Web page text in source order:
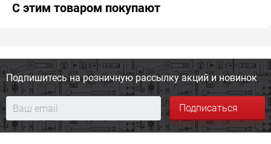
С этим товаром покупают
Подпишитесь на розничную рассылку акций и новинок
Подписаться